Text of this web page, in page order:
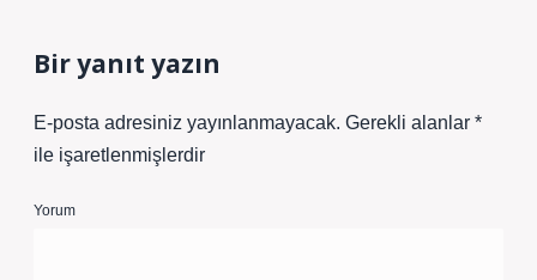
Bir yanıt yazın
E-posta adresiniz yayınlanmayacak. Gerekli alanlar *
ile işaretlenmişlerdir
Yorum